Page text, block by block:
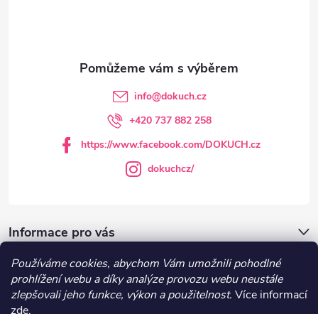
Používáme cookies, abychom Vám umožnili pohodlné
prohlížení webu a díky analýze provozu webu neustále
zlepšovali jeho funkce, výkon a použitelnost. Více informací
zde.
Informace pro vás
DOKUCH.cz
info@dokuch.cz
+420 737 882 258
https://www.facebook.com/DOKUCH.cz
dokuchcz/